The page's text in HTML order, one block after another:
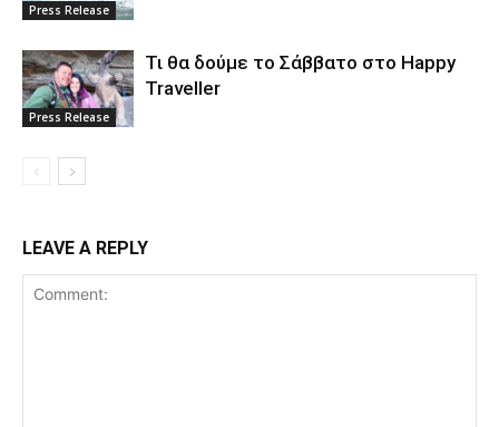
Press Release
Press Release
Τι θα δούμε το Σάββατο στο Happy
Traveller
LEAVE A REPLY